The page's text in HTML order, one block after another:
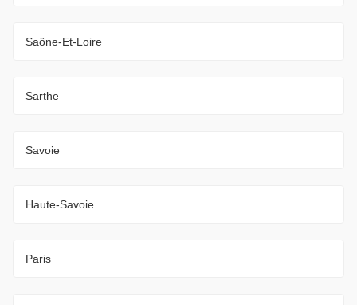
Saône-Et-Loire
Sarthe
Savoie
Haute-Savoie
Paris